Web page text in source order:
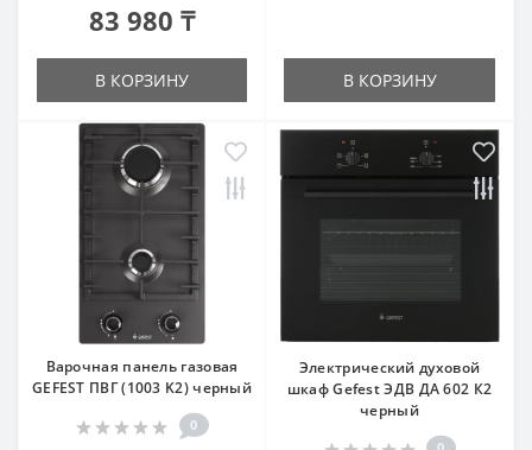
83 980 ₸
В КОРЗИНУ В КОРЗИНУ
Варочная панель газовая
GEFEST ПВГ (1003 K2) черный
0
Электрический духовой
шкаф Gefest ЭДВ ДА 602 К2
черный